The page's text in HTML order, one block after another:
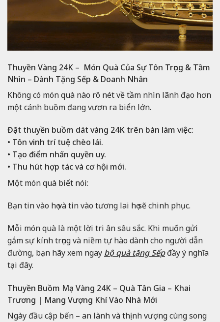
Thuyền Vàng 24K – Món Quà Của Sự Tôn Trọng & Tầm
Nhìn – Dành Tặng Sếp & Doanh Nhân
Không có món quà nào rõ nét về tầm nhìn lãnh đạo hơn
một cánh buồm đang vươn ra biển lớn.
Đặt thuyền buồm dát vàng 24K trên bàn làm việc:
• Tôn vinh trí tuệ chèo lái.
• Tạo điểm nhấn quyền uy.
• Thu hút hợp tác và cơ hội mới.
Một món quà biết nói:
Bạn tin vào họ và tin vào tương lai họ sẽ chinh phục.
Mỗi món quà là một lời tri ân sâu sắc. Khi muốn gửi
gắm sự kính trọng và niềm tự hào dành cho người dẫn
đường, bạn hãy xem ngay bộ quà tặng Sếpđầy ý nghĩa
tại đây.
Thuyền Buồm Mạ Vàng 24K – Quà Tân Gia – Khai
Trương | Mang Vượng Khí Vào Nhà Mới
Ngày đầu cập bến – an lành và thịnh vượng cùng song